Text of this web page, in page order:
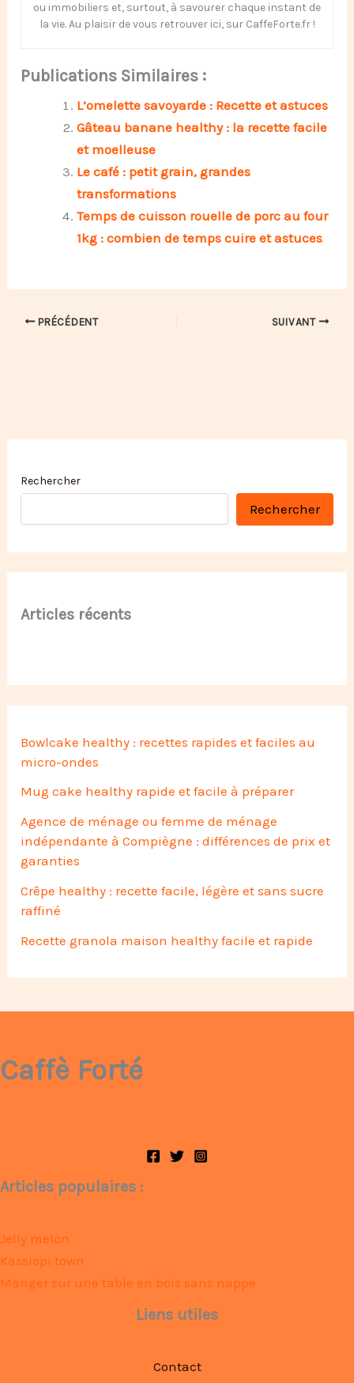
ou immobiliers et, surtout, à savourer chaque instant de
la vie. Au plaisir de vous retrouver ici, sur CaffeForte.fr !
Publications Similaires :
L’omelette savoyarde : Recette et astuces
Gâteau banane healthy : la recette facile
et moelleuse
Le café : petit grain, grandes
transformations
Temps de cuisson rouelle de porc au four
1kg : combien de temps cuire et astuces
PRÉCÉDENT SUIVANT
Rechercher
Rechercher
Articles récents
Bowlcake healthy : recettes rapides et faciles au
micro-ondes
Mug cake healthy rapide et facile à préparer
Agence de ménage ou femme de ménage
indépendante à Compiègne : différences de prix et
garanties
Crêpe healthy : recette facile, légère et sans sucre
raffiné
Recette granola maison healthy facile et rapide
Caffè Forté
Articles populaires :
Jelly melon
Kassiopi town
Manger sur une table en bois sans nappe
Liens utiles
Contact